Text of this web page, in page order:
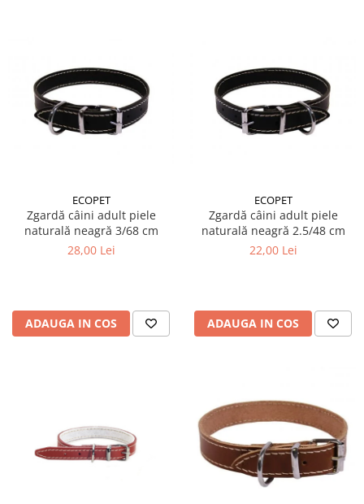
ECOPET
Zgardă câini adult piele
naturală neagră 3/68 cm
28,00 Lei
ADAUGA IN COS
ECOPET
Zgardă câini adult piele
naturală neagră 2.5/48 cm
22,00 Lei
ADAUGA IN COS